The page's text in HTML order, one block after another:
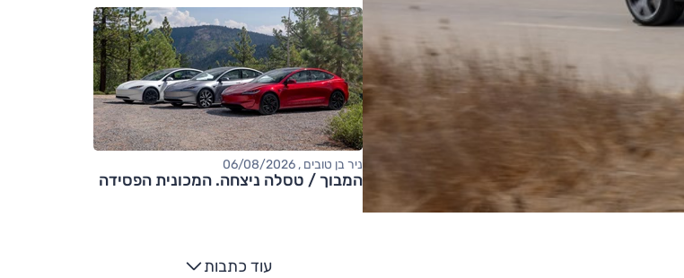
ניר בן טובים , 06/08/2026
המבוך / טסלה ניצחה. המכונית הפסידה
עוד כתבות